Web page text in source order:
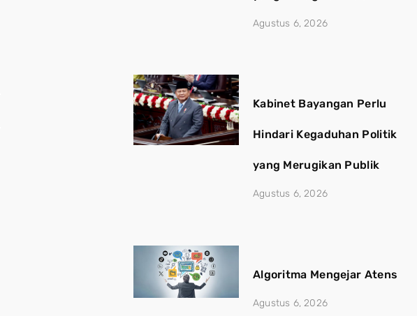
Agustus 6, 2026
Kabinet Bayangan Perlu
Hindari Kegaduhan Politik
yang Merugikan Publik
Agustus 6, 2026
Algoritma Mengejar Atensi,
Agustus 6, 2026